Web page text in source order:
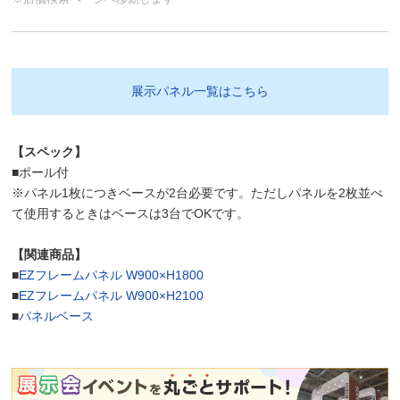
展示パネル一覧はこちら
【スペック】
■ポール付
※パネル1枚につきベースが2台必要です。ただしパネルを2枚並べ
て使用するときはベースは3台でOKです。
【関連商品】
■EZフレームパネル W900×H1800
■EZフレームパネル W900×H2100
■パネルベース